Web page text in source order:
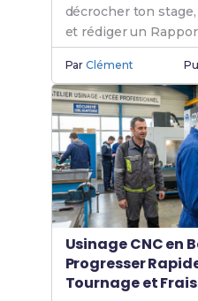
décrocher ton
et rédiger un
ParClément
Usinage CNC en
Progresser
Tournage et